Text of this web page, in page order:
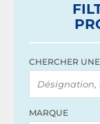
CHERCHER
MARQUE